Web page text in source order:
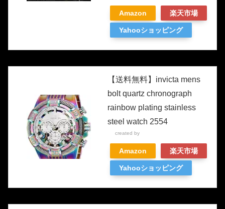
Amazon 楽天市場
Yahooショッピング
【送料無料】invicta mens
bolt quartz chronograph
rainbow plating stainless
steel watch 2554
created by
Amazon 楽天市場
Yahooショッピング